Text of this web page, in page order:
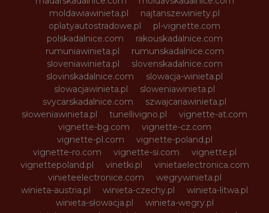
moldawiawinieta.pl
najtanszewiniety.pl
oplatyautostradowe.pl
pl-vignette.com
polskadalnice.com
rakouskadalnice.com
rumuniawinieta.pl
rumunskadalnice.com
sloveniawinieta.pl
slovenskadalnice.com
slovinskadalnice.com
slowacja-winieta.pl
slowacjawinieta.pl
sloweniawinieta.pl
svycarskadalnice.com
szwajcariawinieta.pl
słoweniawinieta.pl
tunellivigno.pl
vignette-at.com
vignette-bg.com
vignette-cz.com
vignette-pl.com
vignette-poland.pl
vignette-ro.com
vignette-si.com
vignette.pl
vignettepoland.pl
vinetki.pl
vinietaelectronica.com
vinieteelectronice.com
wegrywinieta.pl
winieta-austria.pl
winieta-czechy.pl
winieta-litwa.pl
winieta-słowacja.pl
winieta-wegry.pl